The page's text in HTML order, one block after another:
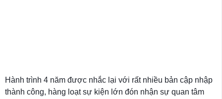
Hành trình 4 năm được nhắc lại với rất nhiều bản cập nhập
thành công, hàng loạt sự kiện lớn đón nhận sự quan tâm